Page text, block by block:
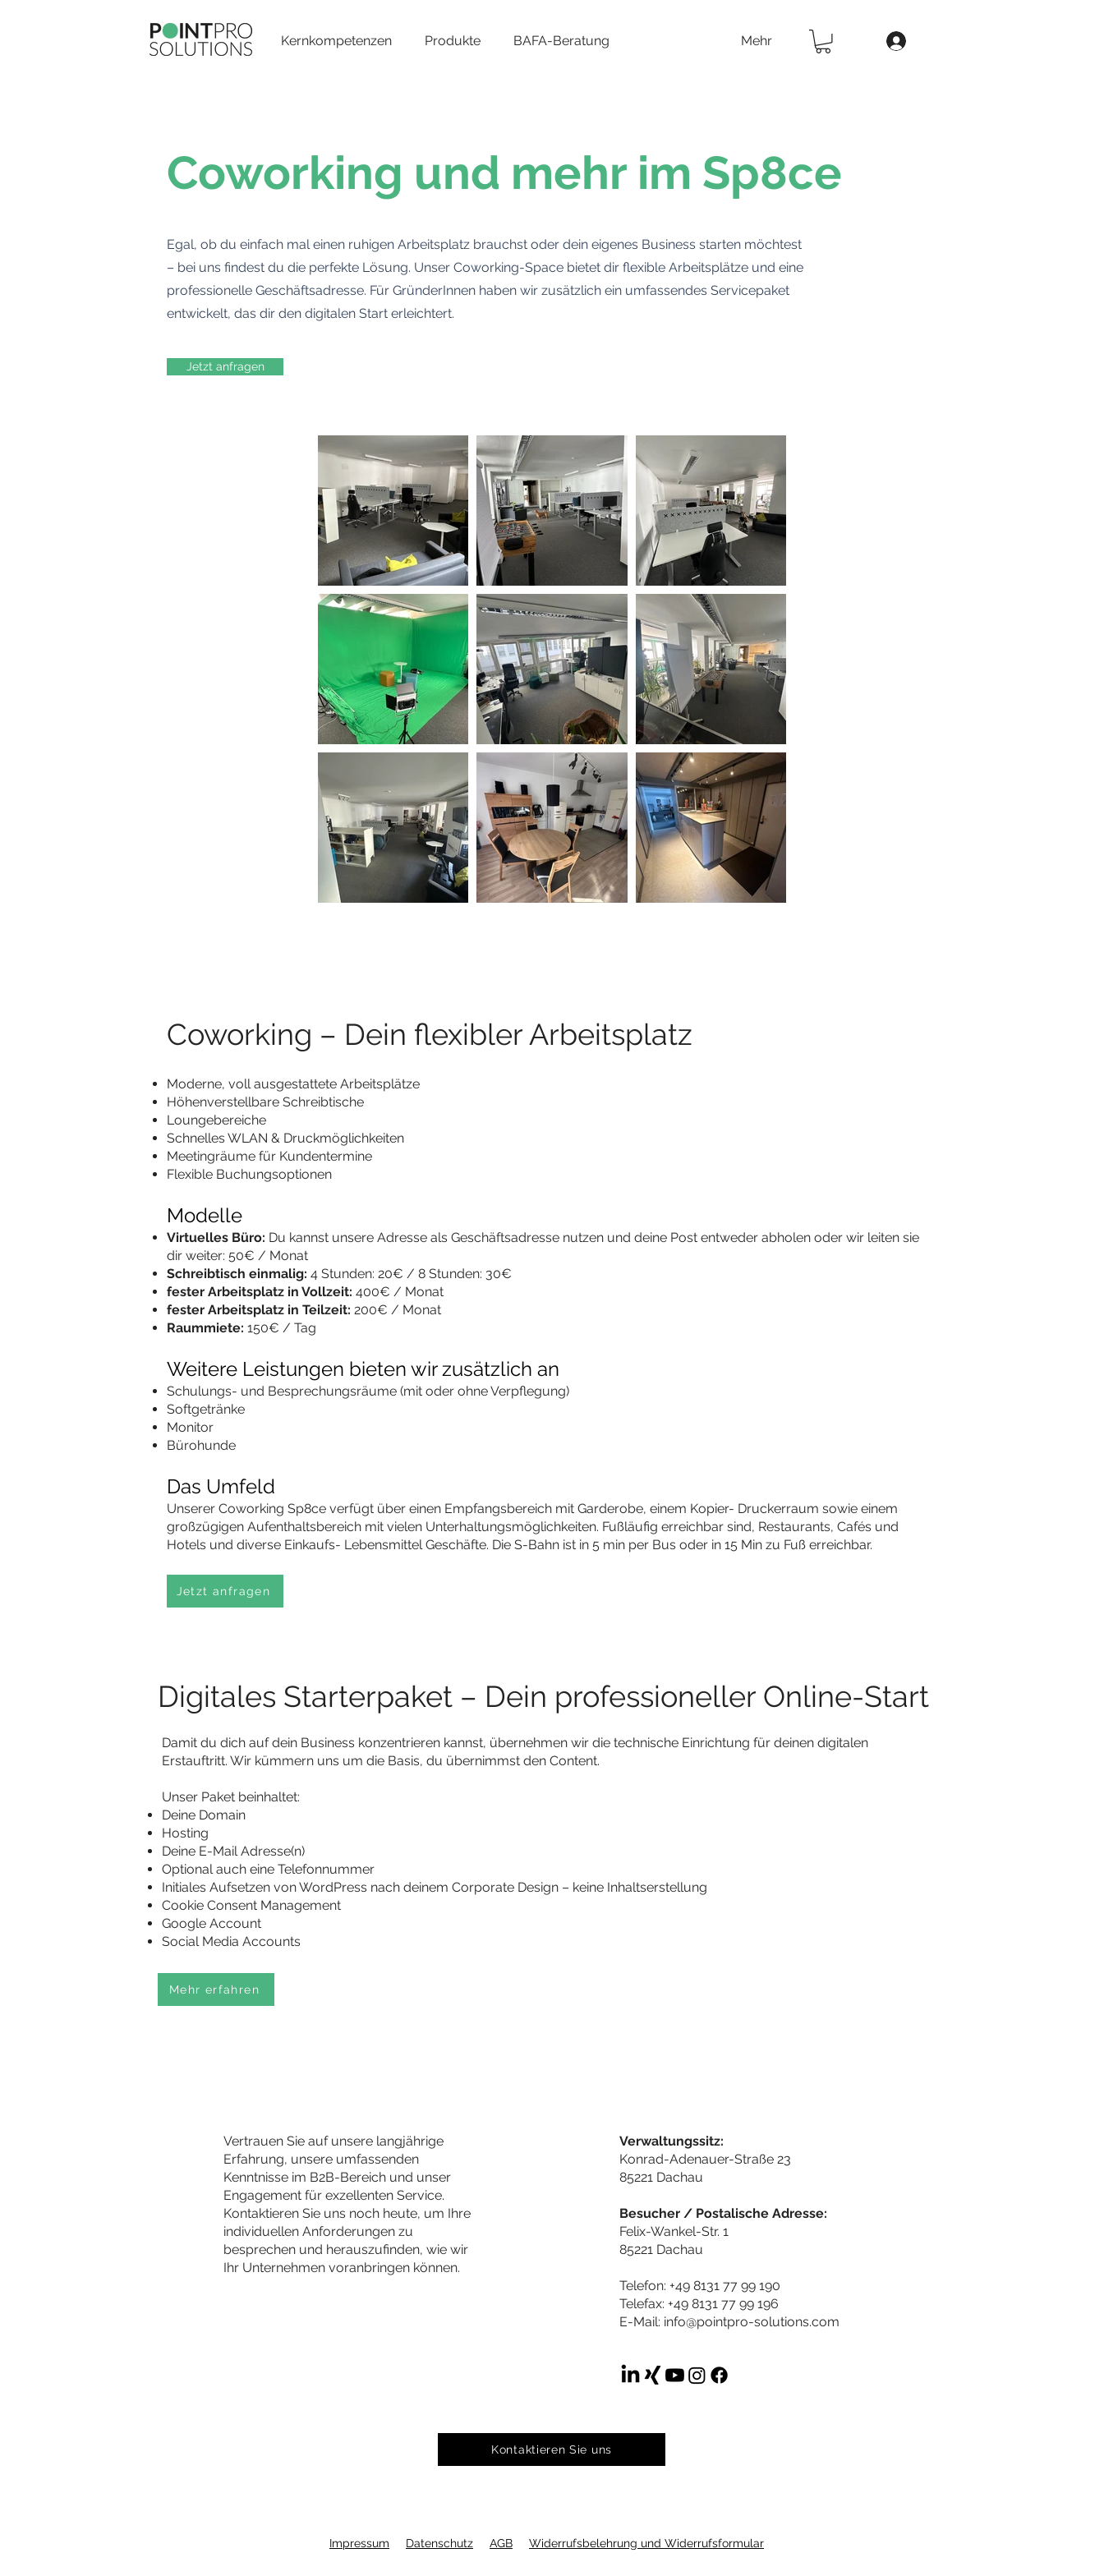
Kernkompetenzen Produkte BAFA-Beratung Mehr
Coworking und mehr im Sp8ce
Egal, ob du einfach mal einen ruhigen Arbeitsplatz brauchst oder dein eigenes Business starten möchtest
– bei uns findest du die perfekte Lösung. Unser Coworking-Space bietet dir flexible Arbeitsplätze und eine
professionelle Geschäftsadresse. Für GründerInnen haben wir zusätzlich ein umfassendes Servicepaket
entwickelt, das dir den digitalen Start erleichtert.
Jetzt anfragen
Coworking – Dein flexibler Arbeitsplatz
Moderne, voll ausgestattete Arbeitsplätze
Höhenverstellbare Schreibtische
Loungebereiche
Schnelles WLAN & Druckmöglichkeiten
Meetingräume für Kundentermine
Flexible Buchungsoptionen
Modelle
Virtuelles Büro: Du kannst unsere Adresse als Geschäftsadresse nutzen und deine Post entweder abholen oder wir leiten sie
dir weiter: 50€ / Monat
Schreibtisch einmalig: 4 Stunden: 20€ / 8 Stunden: 30€
fester Arbeitsplatz in Vollzeit: 400€ / Monat
fester Arbeitsplatz in Teilzeit: 200€ / Monat
Raummiete: 150€ / Tag
Weitere Leistungen bieten wir zusätzlich an
Schulungs- und Besprechungsräume (mit oder ohne Verpflegung)
Softgetränke
Monitor
Bürohunde
Das Umfeld
Unserer Coworking Sp8ce verfügt über einen Empfangsbereich mit Garderobe, einem Kopier- Druckerraum sowie einem
großzügigen Aufenthaltsbereich mit vielen Unterhaltungsmöglichkeiten. Fußläufig erreichbar sind, Restaurants, Cafés und
Hotels und diverse Einkaufs- Lebensmittel Geschäfte. Die S-Bahn ist in 5 min per Bus oder in 15 Min zu Fuß erreichbar.
Jetzt anfragen
Digitales Starterpaket – Dein professioneller Online-Start
Damit du dich auf dein Business konzentrieren kannst, übernehmen wir die technische Einrichtung für deinen digitalen
Erstauftritt. Wir kümmern uns um die Basis, du übernimmst den Content.
Unser Paket beinhaltet:
Deine Domain
Hosting
Deine E-Mail Adresse(n)
Optional auch eine Telefonnummer
Initiales Aufsetzen von WordPress nach deinem Corporate Design – keine Inhaltserstellung
Cookie Consent Management
Google Account
Social Media Accounts
Mehr erfahren
Vertrauen Sie auf unsere langjährige
Erfahrung, unsere umfassenden
Kenntnisse im B2B-Bereich und unser
Engagement für exzellenten Service.
Kontaktieren Sie uns noch heute, um Ihre
individuellen Anforderungen zu
besprechen und herauszufinden, wie wir
Ihr Unternehmen voranbringen können.
Verwaltungssitz:
Konrad-Adenauer-Straße 23
85221 Dachau
Besucher / Postalische Adresse:
Felix-Wankel-Str. 1
85221 Dachau
Telefon: +49 8131 77 99 190
Telefax: +49 8131 77 99 196
E-Mail: info@pointpro-solutions.com
Kontaktieren Sie uns
Impressum Datenschutz AGB Widerrufsbelehrung und Widerrufsformular